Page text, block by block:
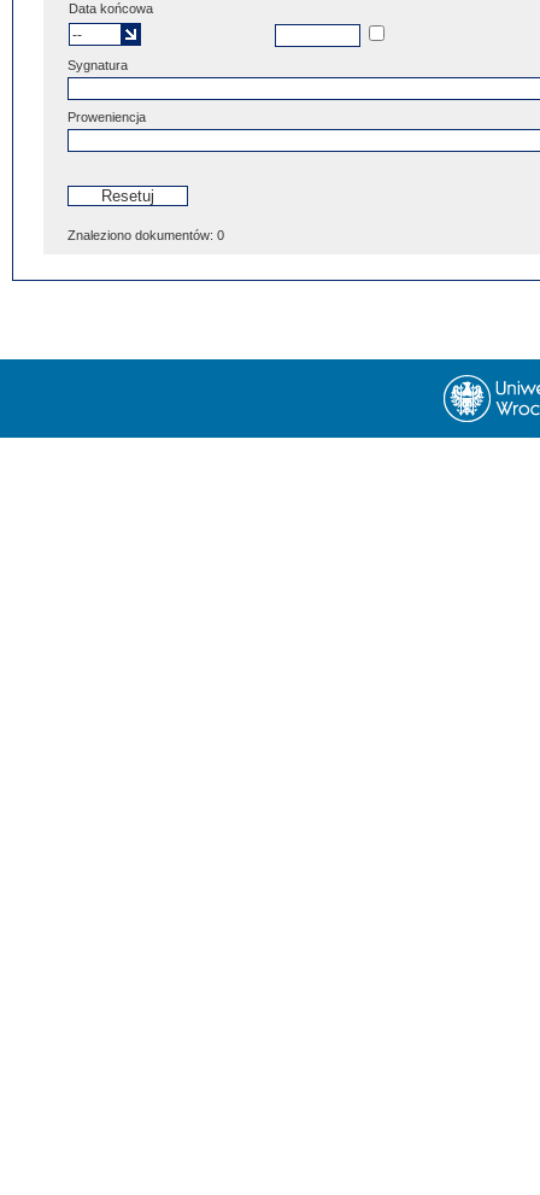
Data końcowa
Sygnatura
Proweniencja
Znaleziono dokumentów: 0